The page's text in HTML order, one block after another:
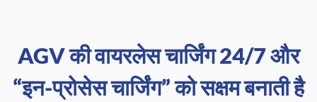
AGV की वायरलेस चार्जिंग 24/7 और
“इन-प्रोसेस चार्जिंग” को सक्षम बनाती है